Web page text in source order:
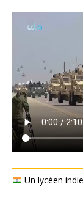
Un lycéen